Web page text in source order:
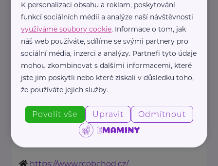
mail@karikaturio.cz
RCobchod.cz
RCobchod.cz je rodinný e-shop s
tradicí od roku 2007, který přináší
https://www.rcobchod.cz/
K personalizaci obsahu a reklam, poskytování
funkcí sociálních médií a analýze naší návštěvnosti
využíváme soubory cookie. Informace o tom, jak
náš web používáte, sdílíme se svými partnery pro
sociální média, inzerci a analýzy. Partneři tyto údaje
mohou zkombinovat s dalšími informacemi, které
jste jim poskytli nebo které získali v důsledku toho,
že používáte jejich služby.
Povolit vše Upravit Odmítnout